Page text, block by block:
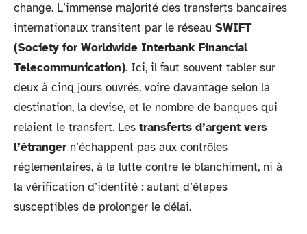
change. L’immense majorité des transferts bancaires
internationaux transitent par le réseau SWIFT
(Society for Worldwide Interbank Financial
Telecommunication). Ici, il faut souvent tabler sur
deux à cinq jours ouvrés, voire davantage selon la
destination, la devise, et le nombre de banques qui
relaient le transfert. Les transferts d’argent vers
l’étranger n’échappent pas aux contrôles
réglementaires, à la lutte contre le blanchiment, ni à
la vérification d’identité : autant d’étapes
susceptibles de prolonger le délai.